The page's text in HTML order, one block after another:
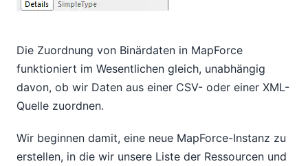
Die Zuordnung von Binärdaten in MapForce
funktioniert im Wesentlichen gleich, unabhängig
davon, ob wir Daten aus einer CSV- oder einer XML-
Quelle zuordnen.
Wir beginnen damit, eine neue MapForce-Instanz zu
erstellen, in die wir unsere Liste der Ressourcen und